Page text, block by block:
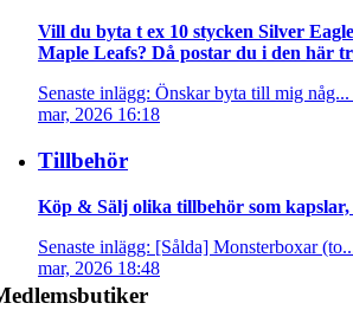
Vill du byta t ex 10 stycken Silver
Maple Leafs? Då postar du i den här
Senaste inlägg: Önskar byta till mig
mar, 2026 16:18
Tillbehör
Köp & Sälj olika tillbehör som
Senaste inlägg: [Sålda] Monsterboxar
mar, 2026 18:48